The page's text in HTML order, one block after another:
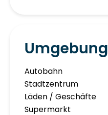
Umgebung
Autobahn
Stadtzentrum
Läden / Geschäfte
Supermarkt